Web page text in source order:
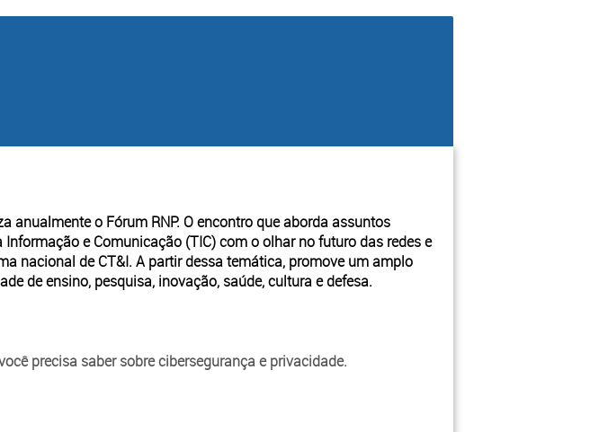
anualmente o Fórum RNP. O encontro que aborda assuntos
e Comunicação (TIC) com o olhar no futuro das redes e
nacional de CT&I. A partir dessa temática, promove um amplo
de ensino, pesquisa, inovação, saúde, cultura e defesa.
precisa saber sobre cibersegurança e privacidade.